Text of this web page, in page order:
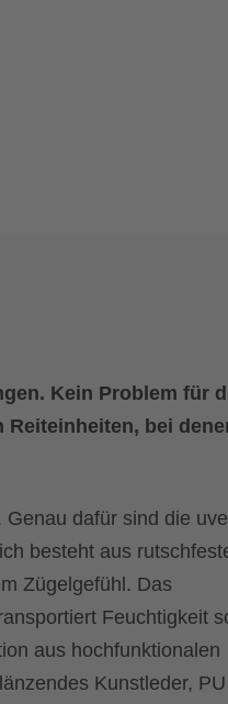
Kein Problem für
Reiteinheiten, bei
dafür sind die
besteht aus
Zügelgefühl. Das
Feuchtigkeit
aus hochfunktionalen
Kunstleder, PU